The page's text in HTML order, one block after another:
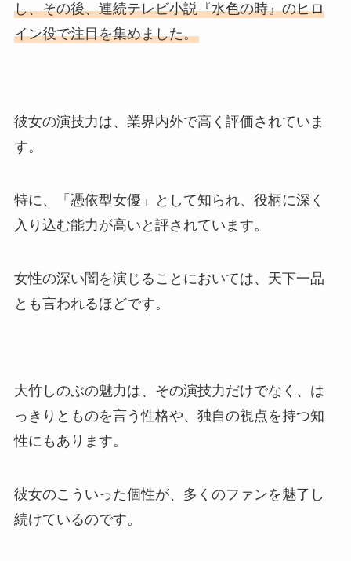
し、その後、連続テレビ小説『水色の時』のヒロ
イン役で注目を集めました。
彼女の演技力は、業界内外で高く評価されていま
す。
特に、「憑依型女優」として知られ、役柄に深く
入り込む能力が高いと評されています。
女性の深い闇を演じることにおいては、天下一品
とも言われるほどです。
大竹しのぶの魅力は、その演技力だけでなく、は
っきりとものを言う性格や、独自の視点を持つ知
性にもあります。
彼女のこういった個性が、多くのファンを魅了し
続けているのです。